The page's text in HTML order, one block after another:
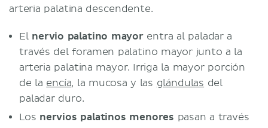
arteria palatina descendente.
El nervio palatino mayorentra al paladar a
través del foramen palatino mayor junto a la
arteria palatina mayor. Irriga la mayor porción
de la encía, la mucosa y las glándulas del
paladar duro.
Los nervios palatinos menores pasan a través